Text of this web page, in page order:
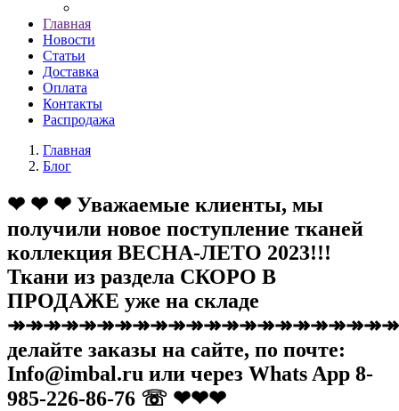
Главная
Новости
Статьи
Доставка
Оплата
Контакты
Распродажа
Главная
Блог
❤ ❤ ❤ Уважаемые клиенты, мы
получили новое поступление тканей
коллекция ВЕСНА-ЛЕТО 2023!!!
Ткани из раздела СКОРО В
ПРОДАЖЕ уже на складе
делайте заказы на сайте, по почте:
Info@imbal.ru или через Whats App 8-
985-226-86-76 ☏ ❤❤❤